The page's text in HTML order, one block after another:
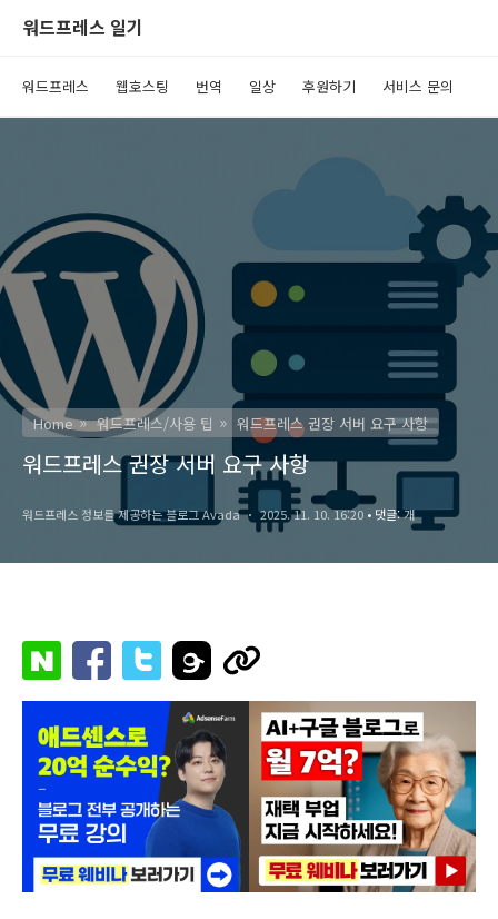
워드프레스 일기
워드프레스 웹호스팅 번역 일상 후원하기 서비스 문의
Home 워드프레스/사용 팁 워드프레스 권장 서버 요구 사항
워드프레스 권장 서버 요구 사항
워드프레스 정보를 제공하는 블로그 Avada 2025. 11. 10. 16:20 • 댓글:개